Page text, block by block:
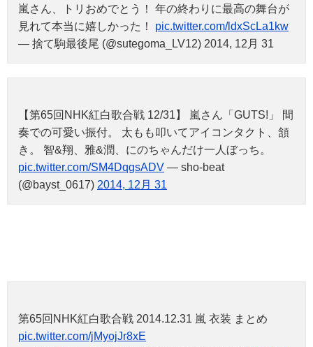
嵐さん、トリおめでとう！ 年の終わりに最高の舞台が
見れて本当に嬉しかった！ pic.twitter.com/ldxScLa1kw
— 捨て駒最後尾 (@sutegoma_LV12) 2014, 12月 31
【第65回NHK紅白歌合戦 12/31】 嵐さん「GUTS!」 間
奏での可愛い振付。 太もも叩いてアイコンタクト、頷
き。 智&翔、雅&潤、にのちゃんだけ一人ぼっち。
pic.twitter.com/SM4DqgsADV — sho-beat
(@bayst_0617) 2014, 12月 31
第65回NHK紅白歌合戦 2014.12.31 嵐 衣装 まとめ
pic.twitter.com/jMyojJr8xE